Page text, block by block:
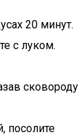
20 минут.
с луком.
сковороду
посолите